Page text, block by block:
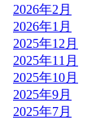
2026年2月
2026年1月
2025年12月
2025年11月
2025年10月
2025年9月
2025年7月